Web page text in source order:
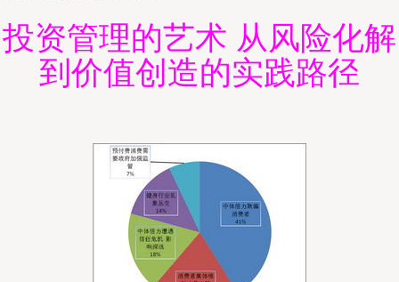
投资管理的艺术 从风险化解
到价值创造的实践路径